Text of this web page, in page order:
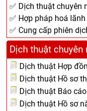
✅ Dịch thuật chuyên
✅ Hợp pháp hoá
✅ Cung cấp phiên
Dịch thuật chuyên
Dịch thuật Hợp
Dịch thuật Hồ sơ
Dịch thuật Báo
Dịch thuật Hồ sơ